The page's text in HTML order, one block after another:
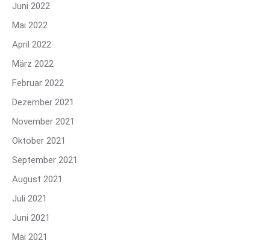
Juni 2022
Mai 2022
April 2022
März 2022
Februar 2022
Dezember 2021
November 2021
Oktober 2021
September 2021
August 2021
Juli 2021
Juni 2021
Mai 2021